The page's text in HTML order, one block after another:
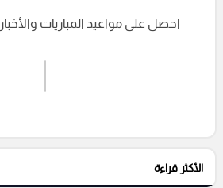
إرسال تعليق
التعليقات السابقة
احصل على مواعيد المباريات والأخبار
الأكثر قراءة